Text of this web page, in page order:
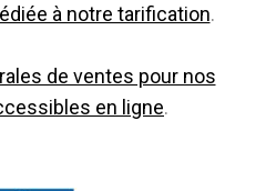
à notre tarification.
de ventes pour nos
en ligne.